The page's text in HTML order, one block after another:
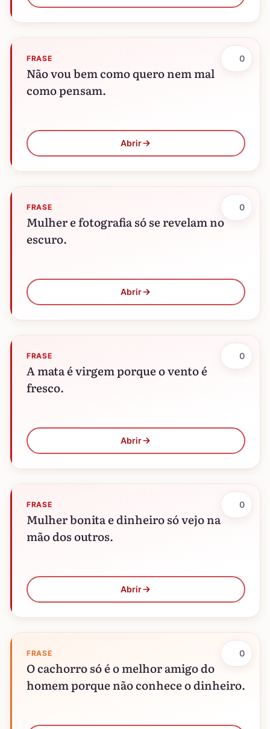
FRASE
Não vou bem como quero nem mal
como pensam.
Abrir
0
FRASE
Mulher e fotografia só se revelam no
escuro.
Abrir
0
FRASE
A mata é virgem porque o vento é
fresco.
Abrir
0
FRASE
Mulher bonita e dinheiro só vejo na
mão dos outros.
Abrir
0
FRASE
O cachorro só é o melhor amigo do
homem porque não conhece o dinheiro.
0